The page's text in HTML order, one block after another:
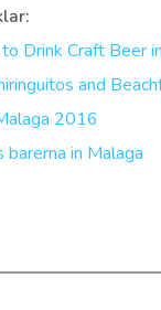
Drink Craft Beer
and
2016
in Malaga